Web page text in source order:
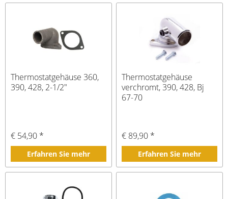
Thermostatgehäuse 360,
390, 428, 2-1/2"
€ 54,90 *
Erfahren Sie mehr
Thermostatgehäuse
verchromt, 390, 428, Bj
67-70
€ 89,90 *
Erfahren Sie mehr